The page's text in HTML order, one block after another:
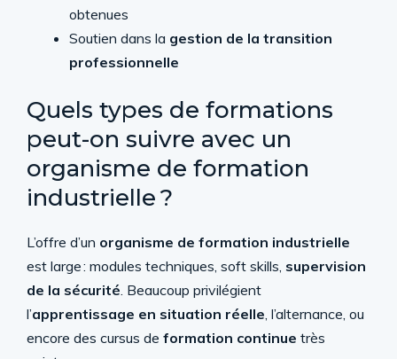
obtenues
Soutien dans la gestion de la transition
professionnelle
Quels types de formations
peut-on suivre avec un
organisme de formation
industrielle ?
L’offre d’un organisme de formation industrielle
est large : modules techniques, soft skills, supervision
de la sécurité. Beaucoup privilégient
l’apprentissage en situation réelle, l’alternance, ou
encore des cursus de formation continue très